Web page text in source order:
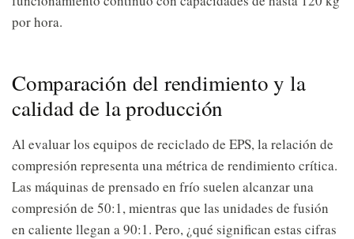
por hora.
Comparación del rendimiento y la
calidad de la producción
Al evaluar los equipos de reciclado de EPS, la relación de
compresión representa una métrica de rendimiento crítica.
Las máquinas de prensado en frío suelen alcanzar una
compresión de 50:1, mientras que las unidades de fusión
en caliente llegan a 90:1. Pero, ¿qué significan estas cifras